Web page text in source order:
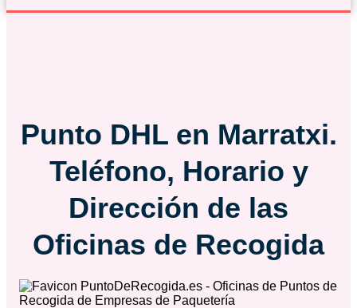
Punto DHL en Marratxi.
Teléfono, Horario y
Dirección de las
Oficinas de Recogida